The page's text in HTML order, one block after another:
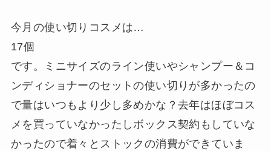
今月の使い切りコスメは…
17個
です。ミニサイズのライン使いやシャンプー＆コ
ンディショナーのセットの使い切りが多かったの
で量はいつもより少し多めかな？去年はほぼコス
メを買っていなかったしボックス契約もしていな
かったので着々とストックの消費ができていま